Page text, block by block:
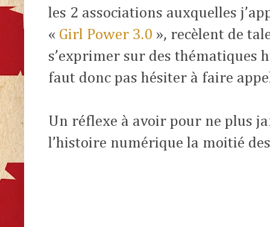
les 2 associations auxquelles
« Girl Power 3.0 », recèlent de
s’exprimer sur des thématiques
faut donc pas hésiter à faire
Un réflexe à avoir pour ne plus
l’histoire numérique la moitié